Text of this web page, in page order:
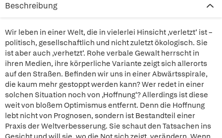
Beschreibung
Wir leben in einer Welt, die in vielerlei Hinsicht ‚verletzt‘ ist –
politisch, gesellschaftlich und nicht zuletzt ökologisch. Sie
ist aber auch ‚verhetzt‘. Rohe verbale Gewalt herrscht in
ihren Medien, ihre körperliche Variante zeigt sich allerorts
auf den Straßen. Befinden wir uns in einer Abwärtsspirale,
die kaum mehr gestoppt werden kann? Wer redet in einer
solchen Situation noch von ‚Hoffnung‘? Allerdings ist diese
weit von bloßem Optimismus entfernt. Denn die Hoffnung
lebt nicht von Prognosen, sondern ist Bestandteil einer
Praxis der Weltverbesserung. Sie schaut den Tatsachen ins